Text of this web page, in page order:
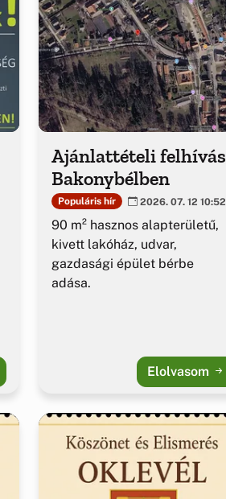
Ajánlattételi felhívás
Bakonybélben
Populáris hír 2026. 07. 12 10:52
90 m² hasznos alapterületű,
kivett lakóház, udvar,
gazdasági épület bérbe
adása.
Elolvasom